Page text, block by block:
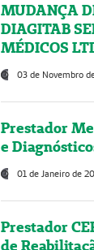
MUDANÇA
DIAGITAB
MÉDICOS
03 de Novembro
Prestador
e
01 de Janeiro de
Prestador
de